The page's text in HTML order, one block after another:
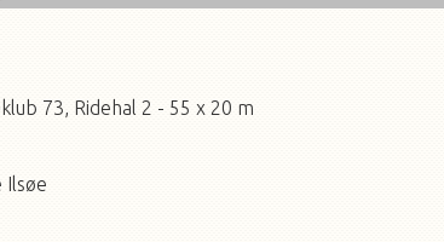
73, Ridehal 2 - 55 x 20 m
Ilsøe